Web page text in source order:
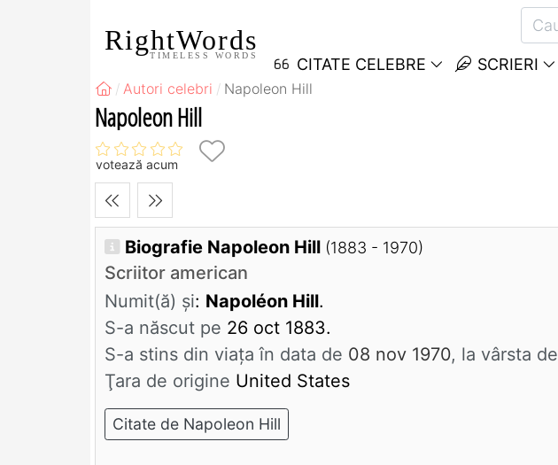
RightWords
TIMELESS WORDS CITATE CELEBRE SCRIERI
Autori celebri Napoleon Hill
Napoleon Hill
votează acum
Biografie Napoleon Hill (1883 - 1970)
Scriitor american
Numit(ă) și: Napoléon Hill.
S-a născut pe 26 oct 1883.
S-a stins din viaţa în data de 08 nov 1970, la vârsta de
Ţara de origine United States
Citate de Napoleon Hill